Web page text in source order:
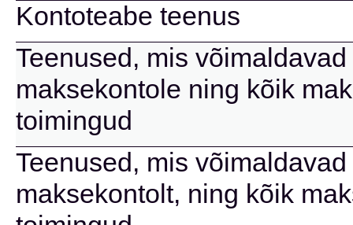
Kontoteabe teenus
Teenused, mis
maksekontole ning kõik
toimingud
Teenused, mis
maksekontolt, ning kõik